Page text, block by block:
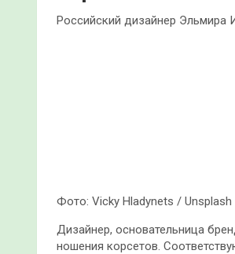
Российский дизайнер Эльмира
Фото: Vicky Hladynets / Unsplash
Дизайнер, основательница
ношения корсетов.